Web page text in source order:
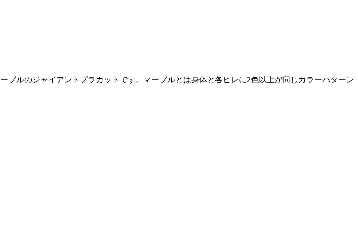
ブルのジャイアントプラカットです。マーブルとは身体と各ヒレに2色以上が同じカラーパターン